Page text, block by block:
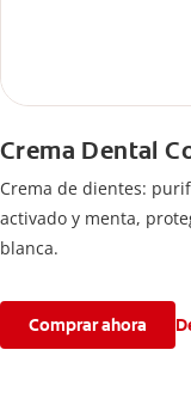
Crema Dental
Crema de dientes:
activado y menta,
blanca.
Comprar ahora